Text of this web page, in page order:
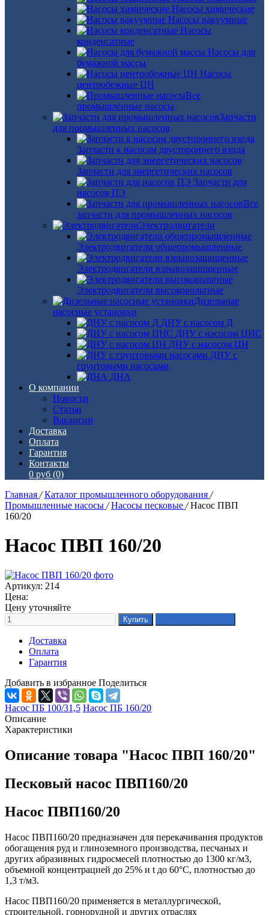
Насосы химические
Насосы вакуумные
Насосы
конденсатные
Насосы для
бумажной массы
Насосы
центробежные ЦН
Все
промышленные насосы
Запчасти
для промышленных насосов
Запчасти к насосам двустороннего входа
Запчасти для энергетических насосов
Запчасти для
насосов ПЭ
Все
запчасти для промышленных насосов
Электродвигатели
Электродвигатели общепромышленные
Электродвигатели взрывозащищенные
Электродвигатели высоковольтные
Дизельные
насосные установки
ДНУ с насосом Д
ДНУ с насосом ЦНС
ДНУ с насосом ЦН
ДНУ с
грунтовыми насосами
ДНА
О компании
Новости
Статьи
Вакансии
Доставка
Оплата
Гарантия
Контакты
0 руб (0)
Главная / Каталог промышленного оборудования /
Промышленные насосы / Насосы песковые / Насос ПВП
160/20
Насос ПВП 160/20
Артикул: 214
Цена:
Цену уточняйте
Доставка
Оплата
Гарантия
Добавить в избранное Поделиться
Насос ПБ 100/31,5 Насос ПБ 160/20
Описание
Характеристики
Описание товара "Насос ПВП 160/20"
Песковый насос ПВП160/20
Насос ПВП160/20
Насос ПВП160/20 предназначен для перекачивания продуктов
обогащения руд и глиноземного производства, песчаных и
других абразивных гидросмесей плотностью до 1300 кг/м3,
объемной концентрацией до 25% и t до 60°С, плотностью до
1,3 т/м3.
Насос ПВП160/20 применяется в металлургической,
строительной, горнорудной и других отраслях